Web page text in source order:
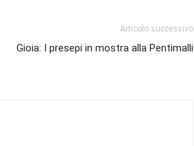
Articolo successivo
Gioia: I presepi in mostra alla Pentimalli